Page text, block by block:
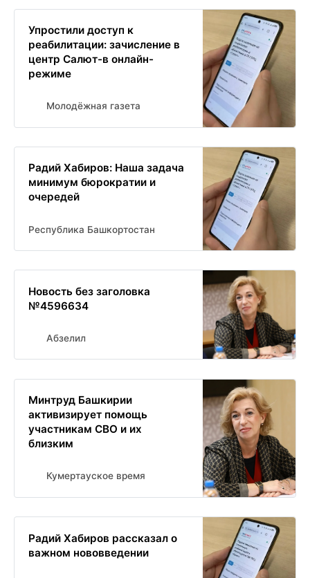
Упростили доступ к
реабилитации: зачисление в
центр Салют-в онлайн-
режиме
Молодёжная газета
Радий Хабиров: Наша задача
минимум бюрократии и
очередей
Республика Башкортостан
Новость без заголовка
№4596634
Абзелил
Минтруд Башкирии
активизирует помощь
участникам СВО и их
близким
Кумертауское время
Радий Хабиров рассказал о
важном нововведении